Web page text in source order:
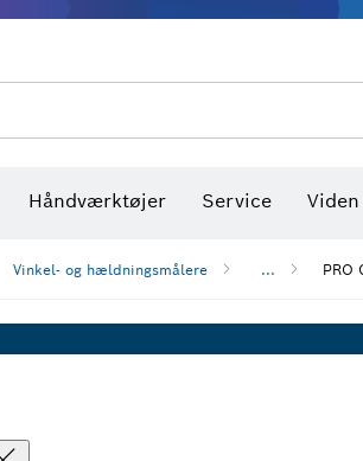
Håndværktøjer Service
Vinkel- og hældningsmålere ... PRO